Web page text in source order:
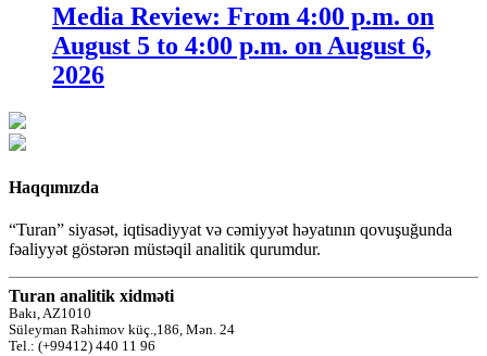
Media Review: From 4:00 p.m. on
August 5 to 4:00 p.m. on August 6,
2026
Haqqımızda
“Turan” siyasət, iqtisadiyyat və cəmiyyət həyatının qovuşuğunda
fəaliyyət göstərən müstəqil analitik qurumdur.
Turan analitik xidməti
Bakı, AZ1010
Süleyman Rəhimov küç.,186, Mən. 24
Tel.: (+99412) 440 11 96